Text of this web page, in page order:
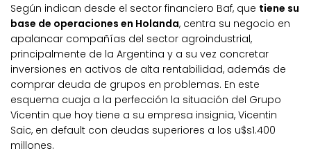
Según indican desde el sector financiero Baf, que tiene su
base de operaciones en Holanda, centra su negocio en
apalancar compañías del sector agroindustrial,
principalmente de la Argentina y a su vez concretar
inversiones en activos de alta rentabilidad, además de
comprar deuda de grupos en problemas. En este
esquema cuaja a la perfección la situación del Grupo
Vicentin que hoy tiene a su empresa insignia, Vicentin
Saic, en default con deudas superiores a los u$s1.400
millones.